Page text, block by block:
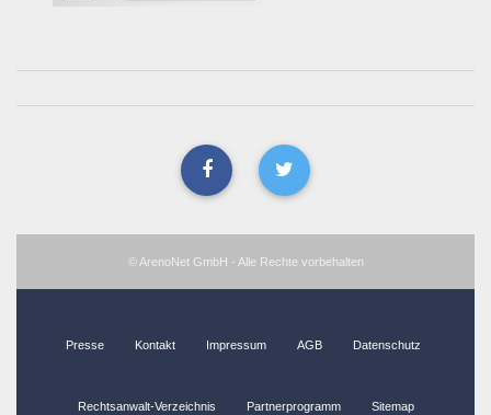
© ArenoNet GmbH - Alle Rechte vorbehalten
Presse Kontakt Impressum AGB Datenschutz
Rechtsanwalt-Verzeichnis Partnerprogramm Sitemap